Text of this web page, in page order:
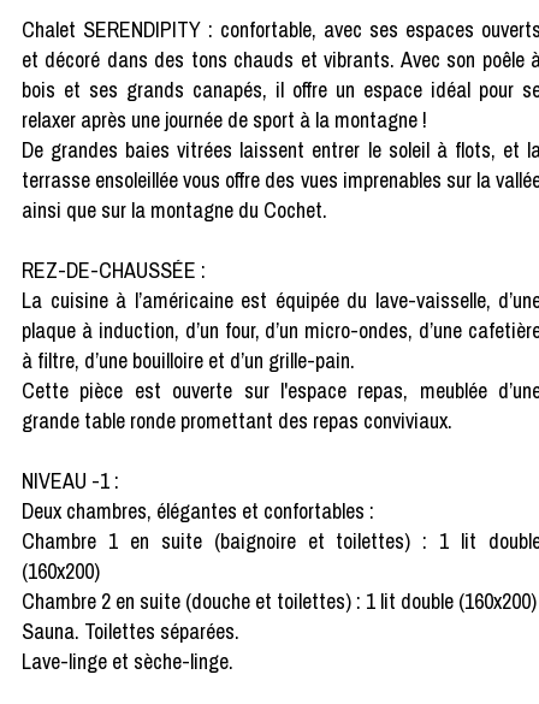
Chalet SERENDIPITY : confortable, avec ses espaces
et décoré dans des tons chauds et vibrants. Avec son poêle
bois et ses grands canapés, il offre un espace idéal pour
relaxer après une journée de sport à la montagne !
De grandes baies vitrées laissent entrer le soleil à flots, et
terrasse ensoleillée vous offre des vues imprenables sur la
ainsi que sur la montagne du Cochet.
REZ-DE-CHAUSSÉE :
La cuisine à l’américaine est équipée du lave-vaisselle,
plaque à induction, d’un four, d’un micro-ondes, d’une
à filtre, d’une bouilloire et d’un grille-pain.
Cette pièce est ouverte sur l'espace repas, meublée
grande table ronde promettant des repas conviviaux.
NIVEAU -1 :
Deux chambres, élégantes et confortables :
Chambre 1 en suite (baignoire et toilettes) : 1 lit
(160x200)
Chambre 2 en suite (douche et toilettes) : 1 lit double (160x200)
Sauna. Toilettes séparées.
Lave-linge et sèche-linge.